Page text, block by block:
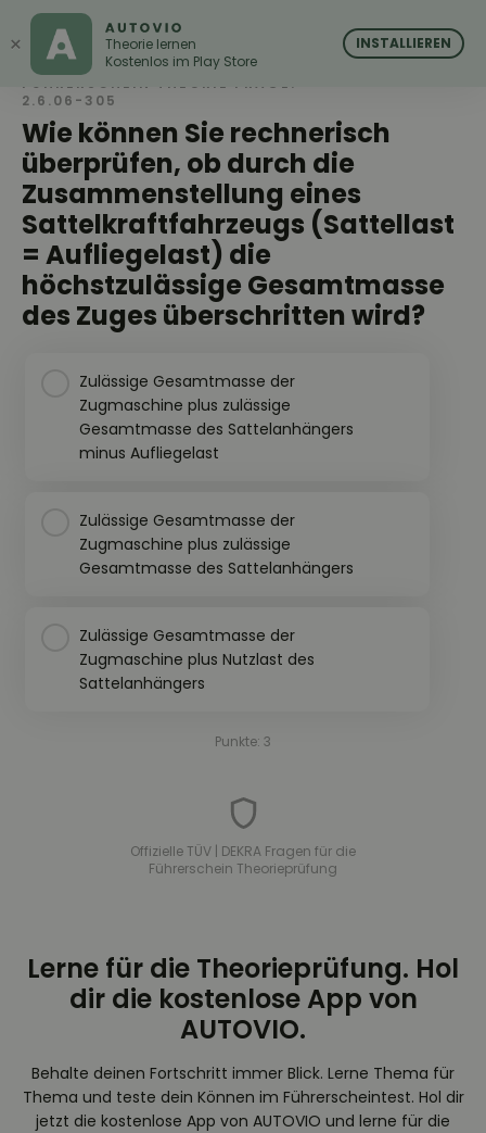
AUTOVIO
Wie können Sie rechnerisch
überprüfen, ob durch die
Zusammenstellung eines
Sattelkraftfahrzeugs (Sattellast
= Aufliegelast) die
höchstzulässige Gesamtmasse
des Zuges überschritten wird?
FÜHRERSCHEIN THEORIE FRAGE:
2.6.06-305
Zulässige Gesamtmasse der
Zugmaschine plus zulässige
Gesamtmasse des Sattelanhängers
minus Aufliegelast
Zulässige Gesamtmasse der
Zugmaschine plus zulässige
Gesamtmasse des Sattelanhängers
Zulässige Gesamtmasse der
Zugmaschine plus Nutzlast des
Sattelanhängers
Punkte: 3
Offizielle TÜV | DEKRA Fragen für die
Führerschein Theorieprüfung
Lerne für die Theorieprüfung. Hol
dir die kostenlose App von
AUTOVIO.
Behalte deinen Fortschritt immer Blick. Lerne Thema für
Thema und teste dein Können im Führerscheintest. Hol dir
jetzt die kostenlose App von AUTOVIO und lerne für die
× AUTOVIO
Theorie lernen
Kostenlos im Play Store
INSTALLIEREN